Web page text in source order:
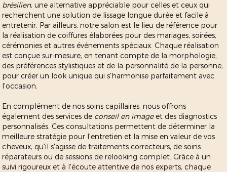
brésilien, une alternative appréciable pour celles et ceux qui
recherchent une solution de lissage longue durée et facile à
entretenir. Par ailleurs, notre salon est le lieu de référence pour
la réalisation de coiffures élaborées pour des mariages, soirées,
cérémonies et autres événements spéciaux. Chaque réalisation
est conçue sur-mesure, en tenant compte de la morphologie,
des préférences stylistiques et de la personnalité de la personne,
pour créer un look unique qui s'harmonise parfaitement avec
l'occasion.
En complément de nos soins capillaires, nous offrons
également des services de conseil en imageet des diagnostics
personnalisés. Ces consultations permettent de déterminer la
meilleure stratégie pour l'entretien et la mise en valeur de vos
cheveux, qu'il s'agisse de traitements correcteurs, de soins
réparateurs ou de sessions de relooking complet. Grâce à un
suivi rigoureux et à l'écoute attentive de nos experts, chaque